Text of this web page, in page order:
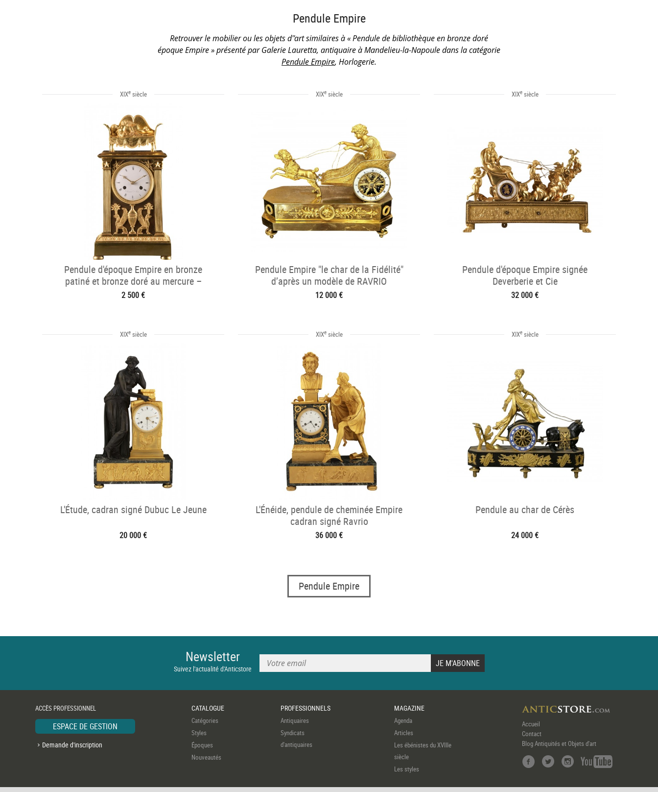
Pendule Empire
Retrouver le mobilier ou les objets d''art similaires à « Pendule de bibliothèque en bronze doré
époque Empire » présenté par Galerie Lauretta, antiquaire à Mandelieu-la-Napoule dans la catégorie
Pendule Empire, Horlogerie.
XIXesiècle
Pendule d'époque Empire en bronze
patiné et bronze doré au mercure –
Alexandre à Pari
2 500 €
XIXesiècle
Pendule Empire "le char de la Fidélité"
d’après un modèle de RAVRIO
12 000 €
XIXesiècle
Pendule d'époque Empire signée
Deverberie et Cie
32 000 €
XIXesiècle
L'Étude, cadran signé Dubuc Le Jeune
20 000 €
XIXesiècle
L'Énéide, pendule de cheminée Empire
cadran signé Ravrio
36 000 €
XIXesiècle
Pendule au char de Cérès
24 000 €
Pendule Empire
Newsletter
Suivez l'actualité d'Anticstore
ACCÈS PROFESSIONNEL
ESPACE DE GESTION
Demande d'inscription
CATALOGUE
Catégories
Styles
Époques
Nouveautés
PROFESSIONNELS
Antiquaires
Syndicats
d'antiquaires
MAGAZINE
Agenda
Articles
Les ébénistes du XVIIIe
siècle
Les styles
Accueil
Contact
Blog Antiquités et Objets d'art